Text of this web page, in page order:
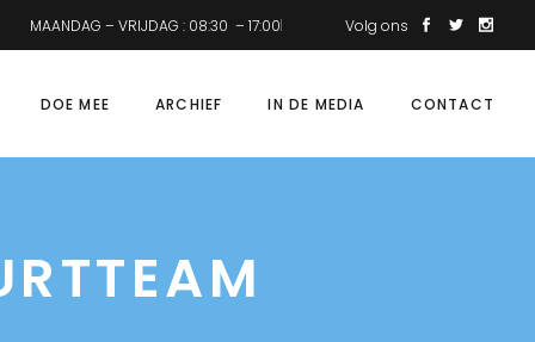
MAANDAG – VRIJDAG : 08:30 – 17:00 Volg ons
DOE MEE ARCHIEF IN DE MEDIA CONTACT